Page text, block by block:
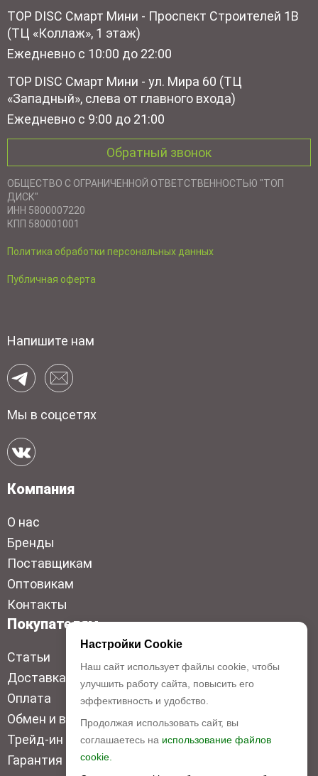
TOP DISC Смарт Мини - Проспект Строителей 1В
(ТЦ «Коллаж», 1 этаж)
Ежедневно с 10:00 до 22:00
TOP DISC Смарт Мини - ул. Мира 60 (ТЦ
«Западный», слева от главного входа)
Ежедневно с 9:00 до 21:00
Обратный звонок
ОБЩЕСТВО С ОГРАНИЧЕННОЙ ОТВЕТСТВЕННОСТЬЮ "ТОП
ДИСК"
ИНН 5800007220
КПП 580001001
Политика обработки персональных данных
Публичная оферта
Напишите нам
Мы в соцсетях
Компания
О нас
Бренды
Поставщикам
Оптовикам
Контакты
Покупателям
Статьи
Доставка
Оплата
Обмен и возврат
Трейд-ин
Гарантия низкой цены
Настройки Cookie
Наш сайт использует файлы cookie, чтобы
улучшить работу сайта, повысить его
эффективность и удобство.
Продолжая использовать сайт, вы
соглашаетесь на использование файлов
cookie.